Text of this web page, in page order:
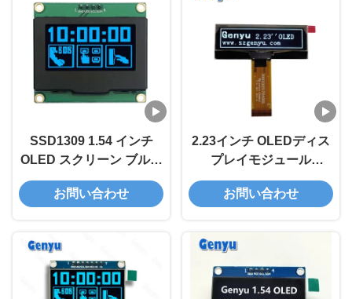
SSD1309 1.54 インチ
OLED スクリーン ブルー
大きい PCB ボード
128x64 I2C OLED ディス
お問い合わせ
2.23インチ OLEDディス
プレイモジュール
128x32 OLEDスクリーン
SSD1305 24ピン FPCコ
お問い合わせ